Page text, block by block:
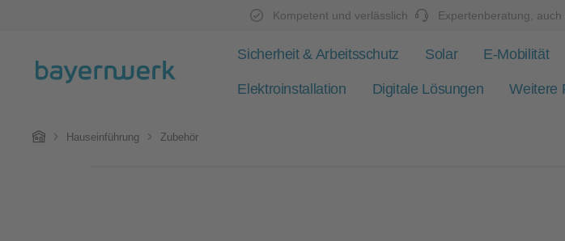
Kompetent und verlässlich Expertenberatung,
Sicherheit & Arbeitsschutz Solar E-Mobilität
Elektroinstallation Digitale Lösungen Weitere
HomeHauseinführung Zubehör